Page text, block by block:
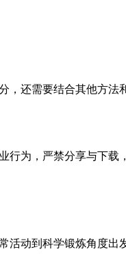
还需要结合其他方法
为，严禁分享与下
动到科学锻炼角度